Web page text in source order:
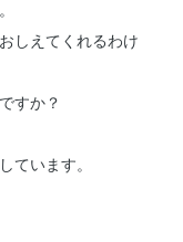
しえてくれるわけ
すか？
ています。